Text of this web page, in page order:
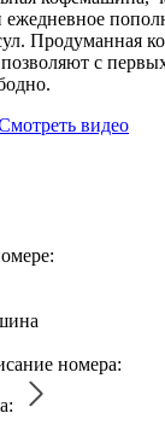
ежедневное
Продуманная
с
видео
номера: